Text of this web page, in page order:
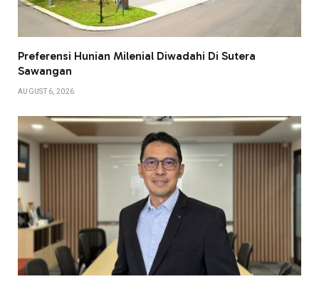
Preferensi Hunian Milenial Diwadahi Di Sutera
Sawangan
AUGUST 6, 2026